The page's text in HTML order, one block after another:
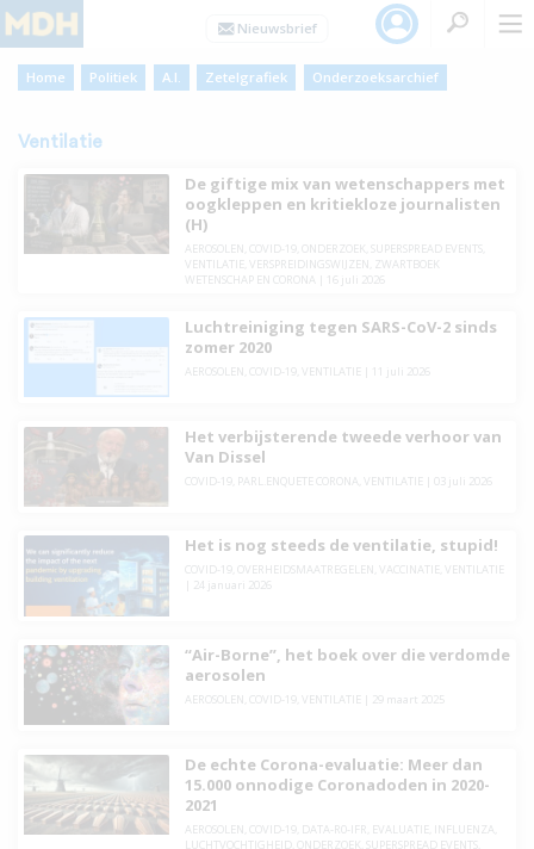
Home Politiek A.I. Zetelgrafiek Onderzoeksarchief
Ventilatie
De giftige mix van wetenschappers met
oogkleppen en kritiekloze journalisten
(H)
AEROSOLEN COVID-19, ONDERZOEK SUPERSPREAD EVENTS,
VENTILATIE
VERSPREIDINGSWIJZEN ZWARTBOEK
WETENSCHAP EN CORONA
16 juli 2026
Luchtreiniging tegen SARS-CoV-2 sinds
zomer 2020
AEROSOLEN COVID-19, VENTILATIE 11 juli 2026
Het verbijsterende tweede verhoor van
Van Dissel
COVID-19, PARL.ENQUETE CORONA VENTILATIE 03 juli 2026
Het is nog steeds de ventilatie, stupid!
COVID-19, OVERHEIDSMAATREGELEN VACCINATIE
VENTILATIE
24 januari 2026
“Air-Borne”, het boek over die verdomde
aerosolen
AEROSOLEN COVID-19, VENTILATIE 29 maart 2025
De echte Corona-evaluatie: Meer dan
15.000 onnodige Coronadoden in 2020-
2021
AEROSOLEN COVID-19, DATA-R0-IFR EVALUATIE INFLUENZA
LUCHTVOCHTIGHEID, ONDERZOEK SUPERSPREAD EVENTS,